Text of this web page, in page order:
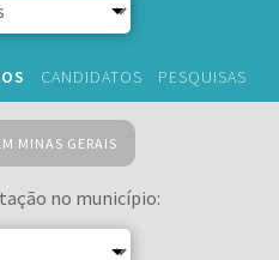
CANDIDATOS PESQUISAS
MINAS GERAIS
no município: